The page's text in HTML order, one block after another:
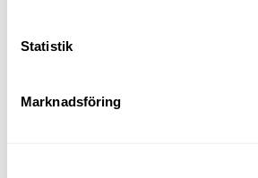
Statistik
Marknadsföring
Min arbetsgivare har givit mig